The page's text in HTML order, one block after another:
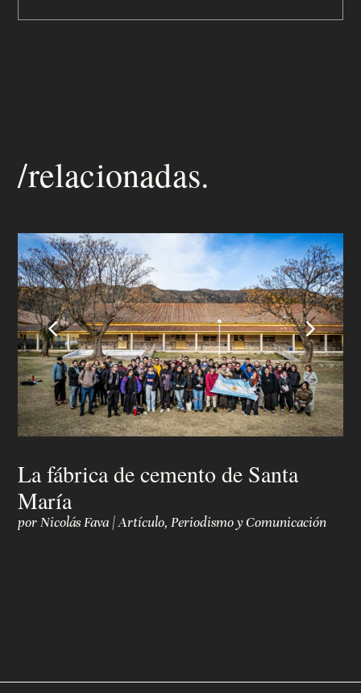
/relacionadas.
4 5
La fábrica de cemento de Santa
María
porNicolás Fava |Artículo,Periodismo y Comunicación